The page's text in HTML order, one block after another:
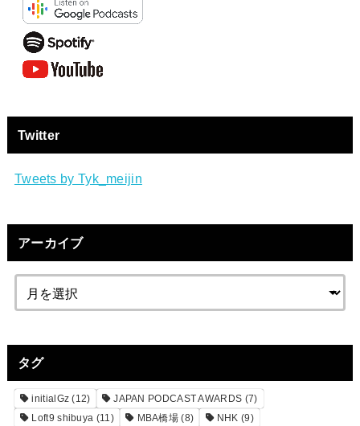
Twitter
Tweets by Tyk_meijin
アーカイブ
タグ
initialGz (12) JAPAN PODCAST AWARDS (7)
Loft9 shibuya (11) MBA橋場 (8) NHK (9)